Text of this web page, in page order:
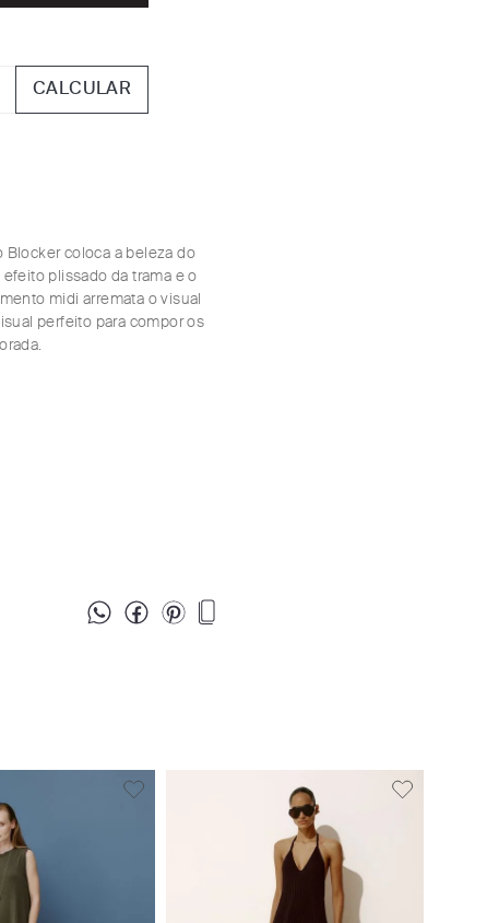
CALCULAR
coloca a beleza do
plissado da trama e o
midi arremata o visual
perfeito para compor os